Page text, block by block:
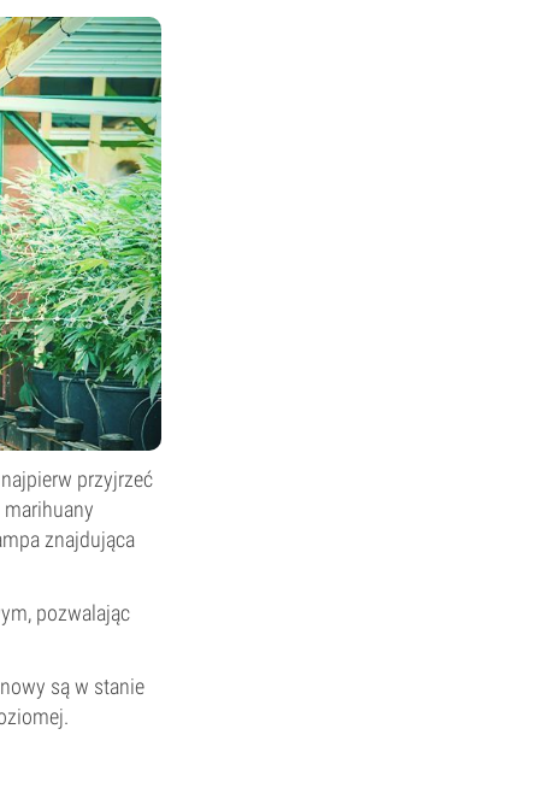
przyjrzeć
znajdująca
pozwalając
są w stanie